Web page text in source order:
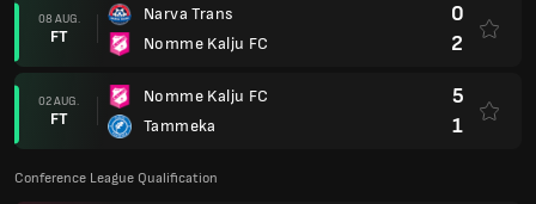
08 AUG.
FT
Narva Trans
Nomme Kalju FC
0
2
02 AUG.
FT
Nomme Kalju FC
Tammeka
5
1
Conference League Qualification